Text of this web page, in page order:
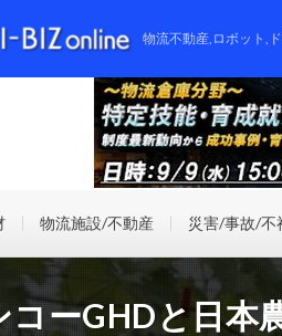
物流不動産,ロボット,
物流施設/不動産 災害/事故/不
コーGHDと日本